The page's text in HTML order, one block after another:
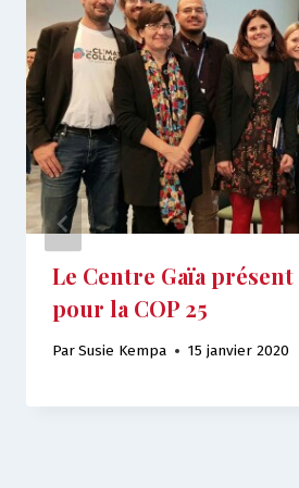
Le Centre Gaïa
pour la COP 25
ParSusie Kempa 15 janvier 2020